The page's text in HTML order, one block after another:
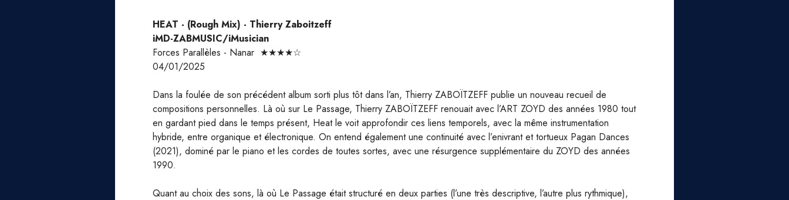
HEAT - (Rough Mix) - Thierry Zaboitzeff
iMD-ZABMUSIC/iMusician
Forces Parallèles - Nanar ★★★★☆
04/01/2025
Dans la foulée de son précédent album sorti plus tôt dans l’an, Thierry ZABOÏTZEFF publie un nouveau recueil de
compositions personnelles. Là où sur Le Passage, Thierry ZABOÏTZEFF renouait avec l’ART ZOYD des années 1980 tout
en gardant pied dans le temps présent, Heat le voit approfondir ces liens temporels, avec la même instrumentation
hybride, entre organique et électronique. On entend également une continuité avec l’enivrant et tortueux Pagan Dances
(2021), dominé par le piano et les cordes de toutes sortes, avec une résurgence supplémentaire du ZOYD des années
1990.
Quant au choix des sons, là où Le Passage était structuré en deux parties (l’une très descriptive, l’autre plus rythmique),